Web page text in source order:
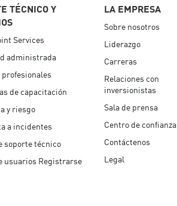
TÉCNICO Y
Services
administrada
de capacitación
y riesgo
a incidentes
soporte técnico
usuarios Registrarse
LA EMPRESA
Sobre nosotros
Liderazgo
Carreras
Relaciones con
inversionistas
Sala de prensa
Centro de confianza
Contáctenos
Legal